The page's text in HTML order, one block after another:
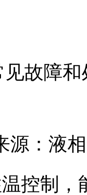
故障
源：液
控制，